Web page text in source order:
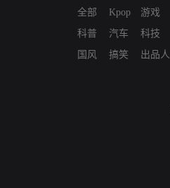
全部
科普
国风
Kpop
汽车
搞笑
游戏
科技
出品人